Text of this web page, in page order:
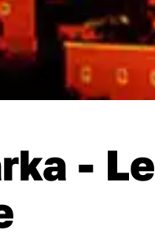
- Le